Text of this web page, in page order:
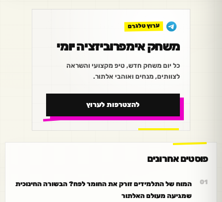
ערוץ טלגרם
משחק אימפרוביזציה יומי
כל יום משחק חדש, טיפ מקצועי והשראה
לצוותים, מנחים ואוהבי אלתור.
להצטרפות לערוץ
פוסטים אחרונים
המוח של התלמידים זורק את החומר לפח? הבשורה החינוכית
שמגיעה מעולם האלתור